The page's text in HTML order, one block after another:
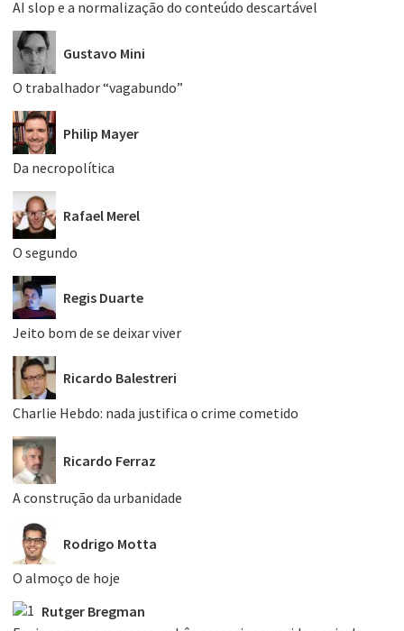
AI slop e a normalização do conteúdo descartável
Gustavo Mini
O trabalhador “vagabundo”
Philip Mayer
Da necropolítica
Rafael Merel
O segundo
Regis Duarte
Jeito bom de se deixar viver
Ricardo Balestreri
Charlie Hebdo: nada justifica o crime cometido
Ricardo Ferraz
A construção da urbanidade
Rodrigo Motta
O almoço de hoje
Rutger Bregman